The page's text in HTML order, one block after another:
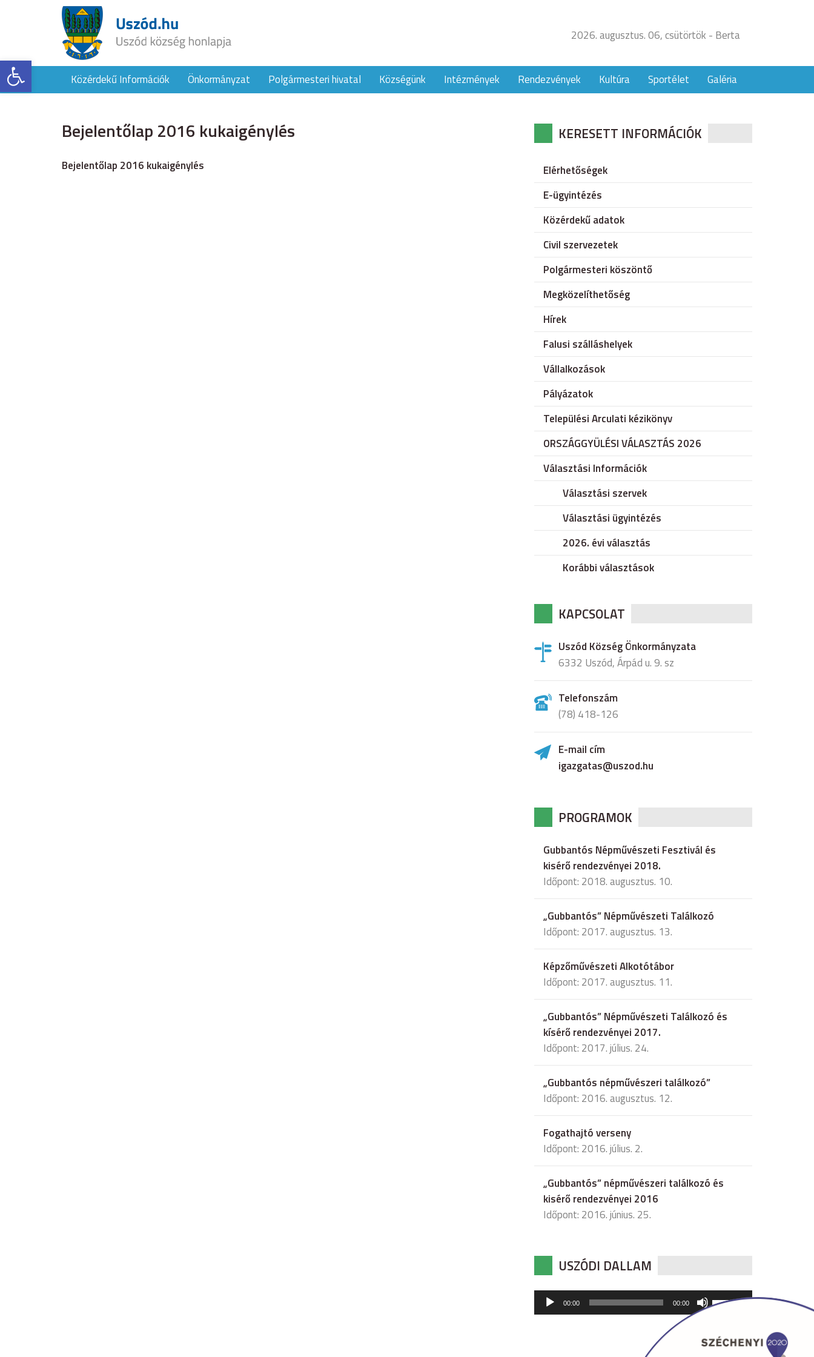
Eszköztár megnyitása
2026. augusztus. 06, csütörtök - Berta
Közérdekű Információk Önkormányzat Polgármesteri hivatal Községünk Intézmények Rendezvények Kultúra Sportélet Galéria
Bejelentőlap 2016 kukaigénylés
Bejelentőlap 2016 kukaigénylés
KERESETT INFORMÁCIÓK
Elérhetőségek
E-ügyintézés
Közérdekű adatok
Civil szervezetek
Polgármesteri köszöntő
Megközelíthetőség
Hírek
Falusi szálláshelyek
Vállalkozások
Pályázatok
Települési Arculati kézikönyv
ORSZÁGGYÜLÉSI VÁLASZTÁS 2026
Választási Információk
Választási szervek
Választási ügyintézés
2026. évi választás
Korábbi választások
KAPCSOLAT
Uszód Község Önkormányzata
6332 Uszód, Árpád u. 9. sz
Telefonszám
(78) 418-126
E-mail cím
igazgatas@uszod.hu
PROGRAMOK
Gubbantós Népművészeti Fesztivál és
kisérő rendezvényei 2018.
Időpont: 2018. augusztus. 10.
„Gubbantós” Népművészeti Találkozó
Időpont: 2017. augusztus. 13.
Képzőművészeti Alkotótábor
Időpont: 2017. augusztus. 11.
„Gubbantós” Népművészeti Találkozó és
kísérő rendezvényei 2017.
Időpont: 2017. július. 24.
„Gubbantós népművészeri találkozó”
Időpont: 2016. augusztus. 12.
Fogathajtó verseny
Időpont: 2016. július. 2.
„Gubbantós” népművészeri találkozó és
kisérő rendezvényei 2016
Időpont: 2016. június. 25.
USZÓDI DALLAM
Audió
lejátszó
00:00 00:00
hangerő
csökkentéséhez